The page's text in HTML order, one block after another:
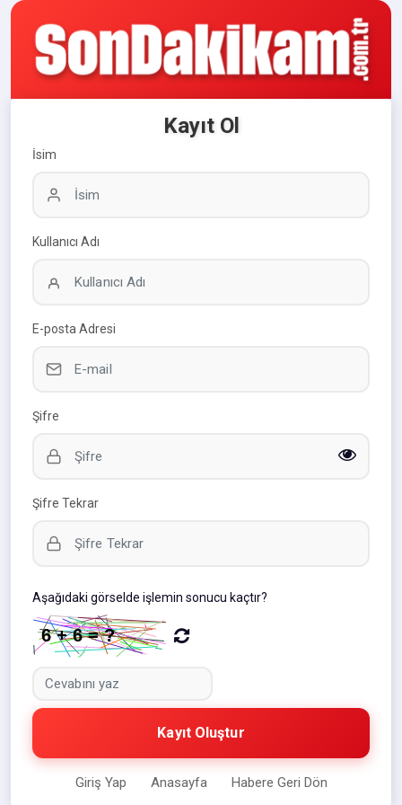
Kayıt Ol
İsim
Kullanıcı Adı
E-posta Adresi
Şifre
Şifre Tekrar
Aşağıdaki görselde işlemin sonucu kaçtır?
Kayıt Oluştur
Giriş Yap Anasayfa Habere Geri Dön